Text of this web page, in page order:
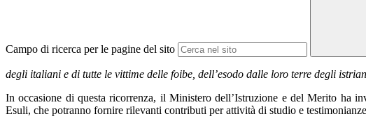
Campo di ricerca per le pagine del sito
degli italiani e di tutte le vittime delle foibe, dell’esodo dalle loro terre degli
In occasione di questa ricorrenza, il Ministero dell’Istruzione e del Merito ha
Esuli, che potranno fornire rilevanti contributi per attività di studio e